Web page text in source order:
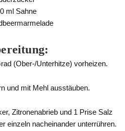
ml Sahne
(Ober-/Unterhitze) vorheizen.
und mit Mehl ausstäuben.
Zitronenabrieb und 1 Prise Salz
einzeln nacheinander unterrühren.